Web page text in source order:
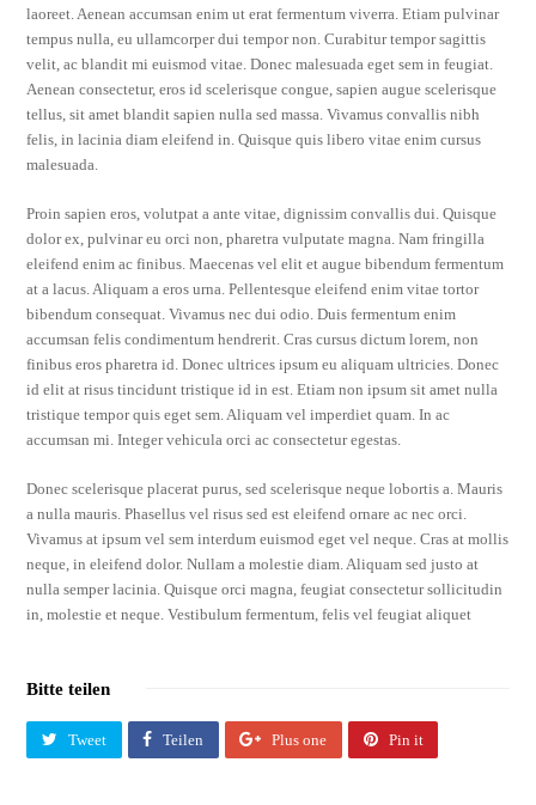
laoreet. Aenean accumsan enim ut erat fermentum viverra. Etiam pulvinar
tempus nulla, eu ullamcorper dui tempor non. Curabitur tempor sagittis
velit, ac blandit mi euismod vitae. Donec malesuada eget sem in feugiat.
Aenean consectetur, eros id scelerisque congue, sapien augue scelerisque
tellus, sit amet blandit sapien nulla sed massa. Vivamus convallis nibh
felis, in lacinia diam eleifend in. Quisque quis libero vitae enim cursus
malesuada.
Proin sapien eros, volutpat a ante vitae, dignissim convallis dui. Quisque
dolor ex, pulvinar eu orci non, pharetra vulputate magna. Nam fringilla
eleifend enim ac finibus. Maecenas vel elit et augue bibendum fermentum
at a lacus. Aliquam a eros urna. Pellentesque eleifend enim vitae tortor
bibendum consequat. Vivamus nec dui odio. Duis fermentum enim
accumsan felis condimentum hendrerit. Cras cursus dictum lorem, non
finibus eros pharetra id. Donec ultrices ipsum eu aliquam ultricies. Donec
id elit at risus tincidunt tristique id in est. Etiam non ipsum sit amet nulla
tristique tempor quis eget sem. Aliquam vel imperdiet quam. In ac
accumsan mi. Integer vehicula orci ac consectetur egestas.
Donec scelerisque placerat purus, sed scelerisque neque lobortis a. Mauris
a nulla mauris. Phasellus vel risus sed est eleifend ornare ac nec orci.
Vivamus at ipsum vel sem interdum euismod eget vel neque. Cras at mollis
neque, in eleifend dolor. Nullam a molestie diam. Aliquam sed justo at
nulla semper lacinia. Quisque orci magna, feugiat consectetur sollicitudin
in, molestie et neque. Vestibulum fermentum, felis vel feugiat aliquet
Bitte teilen
Tweet Teilen Plus one Pin it